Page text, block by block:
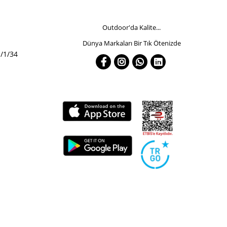
1/34
Outdoor'da Kalite...
Dünya Markaları Bir Tık Ötenizde